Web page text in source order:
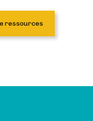
ressources